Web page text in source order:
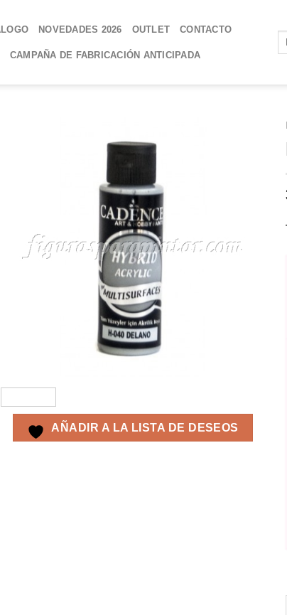
NOVEDADES 2026 OUTLET CONTACTO
CAMPAÑA DE FABRICACIÓN ANTICIPADA
AÑADIR A LA LISTA DE DESEOS